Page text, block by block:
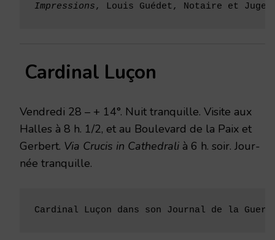
Impressions, Louis Guédet, Notaire et
Cardinal Luçon
Vendredi 28 – + 14°. Nuit tranquille. Visite aux
Halles à 8 h. 1/2, et au Boulevard de la Paix et
Gerbert. Via Crucis in Cathedrali à 6 h. soir. Jour­
née tranquille.
Cardinal Luçon dans son Journal de la